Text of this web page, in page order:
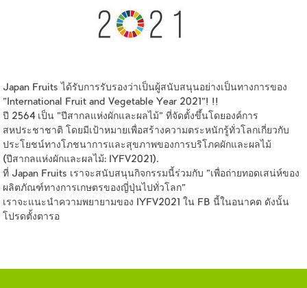
Japan Fruits ได้รับการรับรองว่าเป็นผู้สนับสนุนอย่างเป็นทางการของ
"International Fruit and Vegetable Year 2021"! !!
ปี 2564 เป็น "ปีสากลแห่งผักและผลไม้" ที่จัดตั้งขึ้นโดยองค์การ
สหประชาชาติ โดยมีเป้าหมายเพื่อสร้างความตระหนักรู้ทั่วโลกเกี่ยวกับ
ประโยชน์ทางโภชนาการและสุขภาพของการบริโภคผักและผลไม้
(ปีสากลแห่งผักและผลไม้: IYFV2021).
ที่ Japan Fruits เราจะสนับสนุนกิจกรรมนี้ร่วมกับ "เพื่อถ่ายทอดเสน่ห์ของ
ผลิตภัณฑ์ทางการเกษตรของญี่ปุ่นไปทั่วโลก"
เราจะแนะนำความพยายามของ IYFV2021 ใน FB นี้ในอนาคต ดังนั้น
โปรดตั้งตารอ